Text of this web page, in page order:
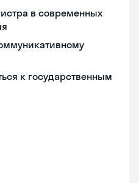
в современных
к государственным